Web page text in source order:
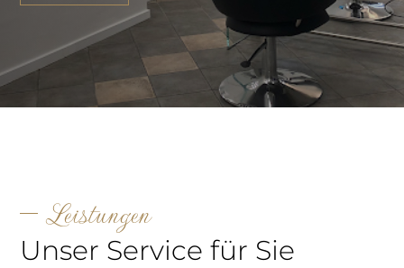
Leistungen
Unser Service für Sie